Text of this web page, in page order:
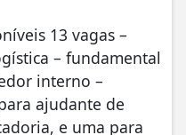
13 vagas –
– fundamental
interno –
ajudante de
e uma para